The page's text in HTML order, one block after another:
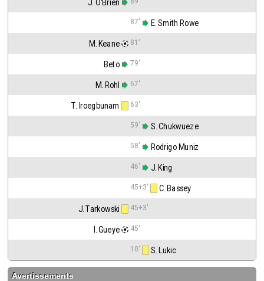
J. O'Brien
87' E. Smith Rowe
M. Keane 81'
Beto 79'
M. Rohl 67'
T. Iroegbunam 63'
59' S. Chukwueze
58' Rodrigo Muniz
46' J. King
45+3' C. Bassey
J. Tarkowski 45+3'
I. Gueye 45'
10' S. Lukic
Avertissements